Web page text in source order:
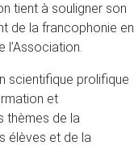
tient à souligner son
de la francophonie en
l’Association.
scientifique prolifique
et
thèmes de la
élèves et de la